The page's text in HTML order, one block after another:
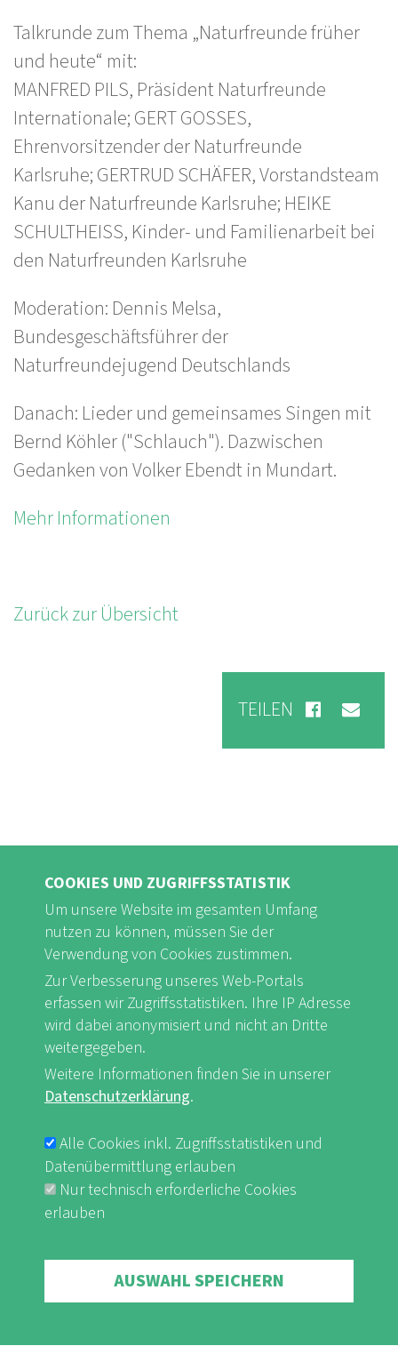
Talkrunde zum Thema „Naturfreunde früher
und heute“ mit:
MANFRED PILS, Präsident Naturfreunde
Internationale; GERT GOSSES,
Ehrenvorsitzender der Naturfreunde
Karlsruhe; GERTRUD SCHÄFER, Vorstandsteam
Kanu der Naturfreunde Karlsruhe; HEIKE
SCHULTHEISS, Kinder- und Familienarbeit bei
den Naturfreunden Karlsruhe
Moderation: Dennis Melsa,
Bundesgeschäftsführer der
Naturfreundejugend Deutschlands
Danach: Lieder und gemeinsames Singen mit
Bernd Köhler ("Schlauch"). Dazwischen
Gedanken von Volker Ebendt in Mundart.
Mehr Informationen
Zurück zur Übersicht
TEILEN
FB Youtube Instagram
Impressum & Datenschutz
COOKIES UND ZUGRIFFSSTATISTIK
Um unsere Website im gesamten Umfang
nutzen zu können, müssen Sie der
Verwendung von Cookies zustimmen.
Zur Verbesserung unseres Web-Portals
erfassen wir Zugriffsstatistiken. Ihre IP Adresse
wird dabei anonymisiert und nicht an Dritte
weitergegeben.
Weitere Informationen finden Sie in unserer
Datenschutzerklärung.
Alle Cookies inkl. Zugriffsstatistiken und
Datenübermittlung erlauben
Nur technisch erforderliche Cookies
erlauben
AUSWAHL SPEICHERN
Withdraw consent